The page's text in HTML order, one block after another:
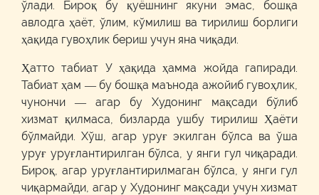
ўлади. Бироқ бу қуёшнинг якуни эмас, бошқа
авлодга ҳаёт, ўлим, кўмилиш ва тирилиш борлиги
ҳақида гувоҳлик бериш учун яна чиқади.
Ҳатто табиат У ҳақида ҳамма жойда гапиради.
Табиат ҳам — бу бошқа маънода ажойиб гувоҳлик,
чунончи — агар бу Худонинг мақсади бўлиб
хизмат қилмаса, бизларда ушбу тирилиш Ҳаёти
бўлмайди. Хўш, агар уруғ экилган бўлса ва ўша
уруғ уруғлантирилган бўлса, у янги гул чиқаради.
Бироқ, агар уруғлантирилмаган бўлса, у янги гул
чиқармайди, агар у Худонинг мақсади учун хизмат